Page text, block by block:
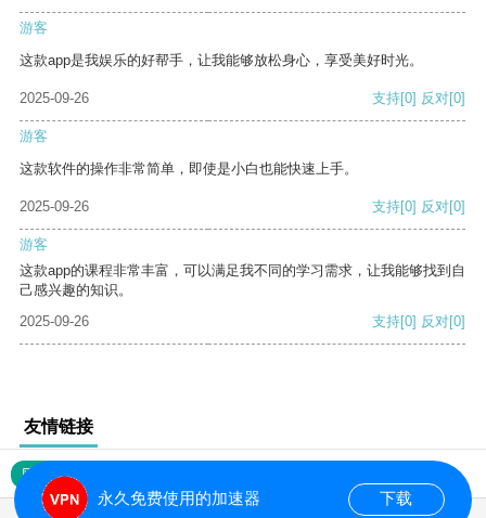
游客
这款app是我娱乐的好帮手，让我能够放松身心，享受美好时光。
2025-09-26 支持[0] 反对[0]
游客
这款软件的操作非常简单，即使是小白也能快速上手。
2025-09-26 支持[0] 反对[0]
游客
这款app的课程非常丰富，可以满足我不同的学习需求，让我能够找到自
己感兴趣的知识。
2025-09-26
支持[0] 反对[0]
友情链接
网站地图
永久免费使用的加速器 下载